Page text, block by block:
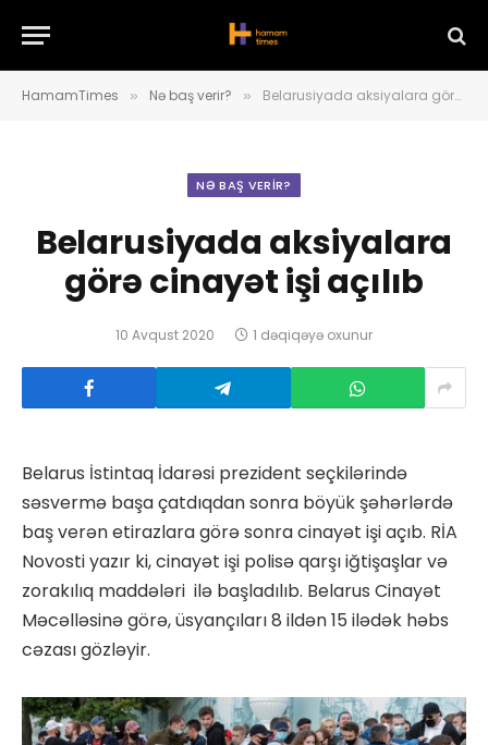
HamamTimes » Nə baş verir? » Belarusiyada aksiyalara görə cinayət işi açılıb
NƏ BAŞ VERIR?
Belarusiyada aksiyalara
görə cinayət işi açılıb
10 Avqust 2020 1 dəqiqəyə oxunur
Belarus İstintaq İdarəsi prezident seçkilərində
səsvermə başa çatdıqdan sonra böyük şəhərlərdə
baş verən etirazlara görə sonra cinayət işi açıb. RİA
Novosti yazır ki, cinayət işi polisə qarşı iğtişaşlar və
zorakılıq maddələri ilə başladılıb. Belarus Cinayət
Məcəlləsinə görə, üsyançıları 8 ildən 15 ilədək həbs
cəzası gözləyir.